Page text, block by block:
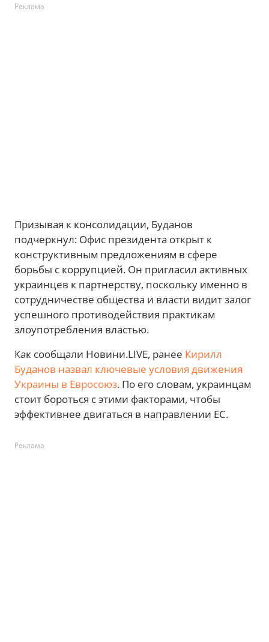
Реклама
Призывая к консолидации, Буданов
подчеркнул: Офис президента открыт к
конструктивным предложениям в сфере
борьбы с коррупцией. Он пригласил активных
украинцев к партнерству, поскольку именно в
сотрудничестве общества и власти видит залог
успешного противодействия практикам
злоупотребления властью.
Как сообщали Новини.LIVE, ранее Кирилл
Буданов назвал ключевые условия движения
Украины в Евросоюз. По его словам, украинцам
стоит бороться с этими факторами, чтобы
эффективнее двигаться в направлении ЕС.
Реклама